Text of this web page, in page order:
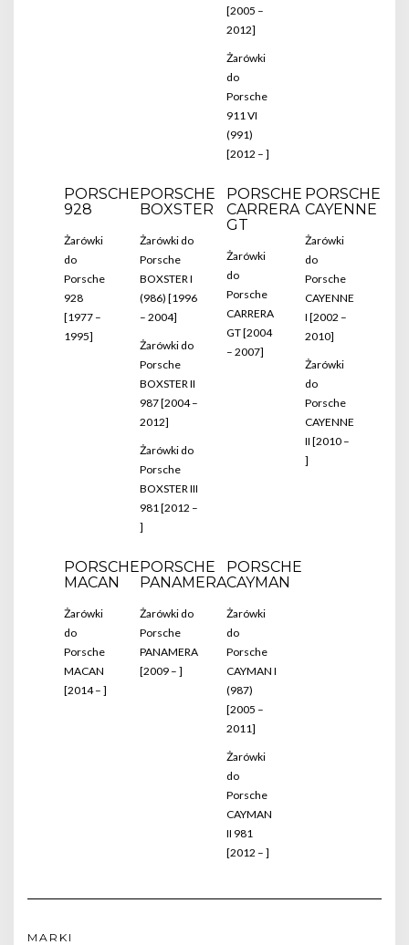
[2005 –
2012]
Żarówki
do
Porsche
911 VI
(991)
[2012 – ]
PORSCHE
928
Żarówki
do
Porsche
928
[1977 –
1995]
PORSCHE
BOXSTER
Żarówki do
Porsche
BOXSTER I
(986) [1996
– 2004]
Żarówki do
Porsche
BOXSTER II
987 [2004 –
2012]
Żarówki do
Porsche
BOXSTER III
981 [2012 –
]
PORSCHE
CARRERA
GT
Żarówki
do
Porsche
CARRERA
GT [2004
– 2007]
PORSCHE
CAYENNE
Żarówki
do
Porsche
CAYENNE
I [2002 –
2010]
Żarówki
do
Porsche
CAYENNE
II [2010 –
]
PORSCHE
MACAN
Żarówki
do
Porsche
MACAN
[2014 – ]
PORSCHE
PANAMERA
Żarówki do
Porsche
PANAMERA
[2009 – ]
PORSCHE
CAYMAN
Żarówki
do
Porsche
CAYMAN I
(987)
[2005 –
2011]
Żarówki
do
Porsche
CAYMAN
II 981
[2012 – ]
MARKI